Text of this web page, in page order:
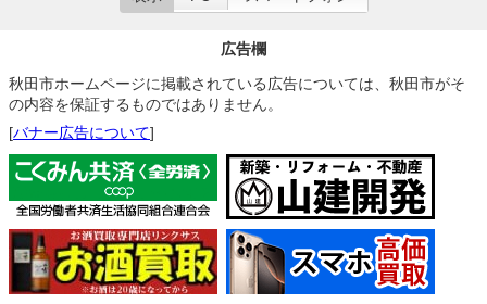
広告欄
秋田市ホームページに掲載されている広告については、秋田市がそ
の内容を保証するものではありません。
[バナー広告について]